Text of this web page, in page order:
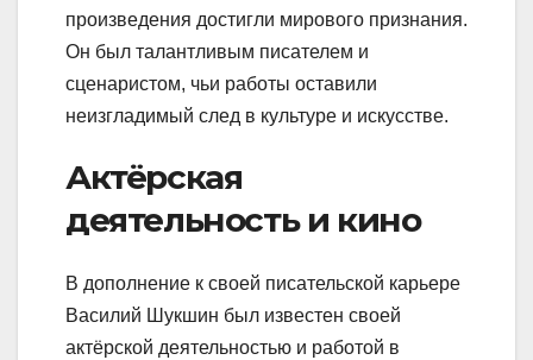
произведения достигли мирового признания.
Он был талантливым писателем и
сценаристом, чьи работы оставили
неизгладимый след в культуре и искусстве.
Актёрская
деятельность и кино
В дополнение к своей писательской карьере
Василий Шукшин был известен своей
актёрской деятельностью и работой в